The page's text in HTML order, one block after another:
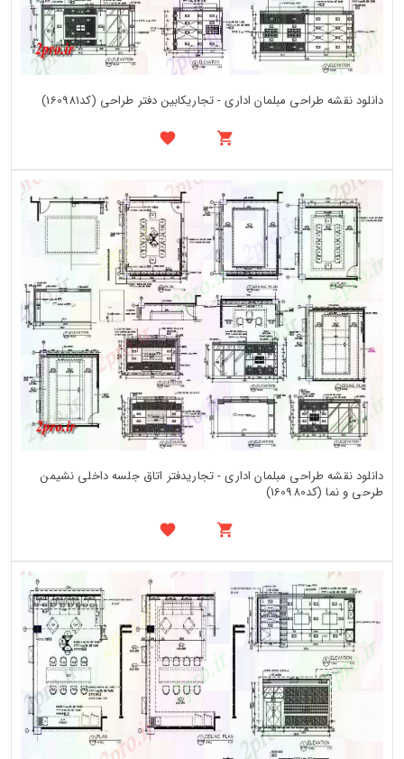
دانلود نقشه طراحی مبلمان اداری - تجاریکابین دفتر طراحی (کد160981)
دانلود نقشه طراحی مبلمان اداری - تجاریدفتر اتاق جلسه داخلی نشیمن
طرحی و نما (کد160980)